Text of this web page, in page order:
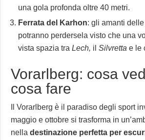
una gola profonda oltre 40 metri.
Ferrata del Karhon: gli amanti
potranno perdersela visto che una
vista spazia traLech, ilSilvretta e le
Vorarlberg: cosa
cosa fare
Il Vorarlberg è il paradiso degli sport
maggio e ottobre si trasforma in
nelladestinazione perfetta per